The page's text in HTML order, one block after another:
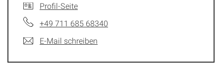
Profil-Seite
+49 711 685 68340
E-Mail schreiben